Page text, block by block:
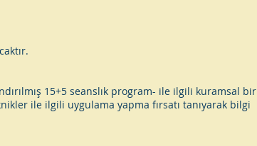
15+5 seanslık program- ile ilgili kuramsal bir
ile ilgili uygulama yapma fırsatı tanıyarak bilgi